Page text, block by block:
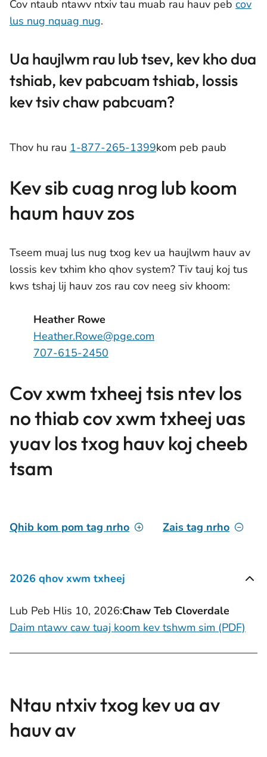
Cov ntaub ntawv ntxiv tau muab rau hauv peb cov
lus nug nquag nug.
Ua haujlwm rau lub tsev, kev kho dua
tshiab, kev pabcuam tshiab, lossis
kev tsiv chaw pabcuam?
Thov hu rau 1-877-265-1399kom peb paub
Kev sib cuag nrog lub koom
haum hauv zos
Tseem muaj lus nug txog kev ua haujlwm hauv av
lossis kev txhim kho qhov system? Tiv tauj koj tus
kws tshaj lij hauv zos rau cov neeg siv khoom:
Heather Rowe
Heather.Rowe@pge.com
707-615-2450
Cov xwm txheej tsis ntev los
no thiab cov xwm txheej uas
yuav los txog hauv koj cheeb
tsam
Qhib kom pom tag nrho Zais tag nrho
2026 qhov xwm txheej
Lub Peb Hlis 10, 2026:Chaw Teb Cloverdale
Daim ntawv caw tuaj koom kev tshwm sim (PDF)
Ntau ntxiv txog kev ua av
hauv av